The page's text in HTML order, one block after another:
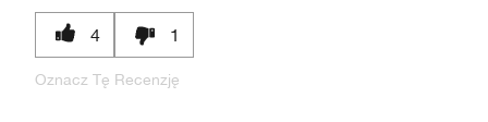
4 1
Oznacz Tę Recenzję